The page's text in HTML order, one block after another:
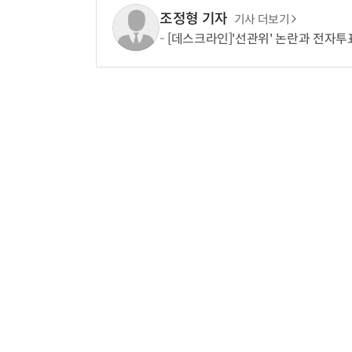
조정형 기자 기사 더보기
[데스크라인]'선관위' 논란과 전자투